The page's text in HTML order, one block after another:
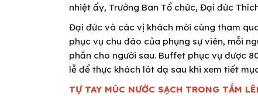
nhiệt ấy, Trưởng Ban Tổ chức, Đại đức
Đại đức và các vị khách mời cùng tham
phục vụ chu đáo của phụng sự viên, mỗi
phần cho người sau. Buffet phục vụ được
lễ để thực khách lót dạ sau khi xem tiết
TỰ TAY MÚC NƯỚC SẠCH TRONG TẮM